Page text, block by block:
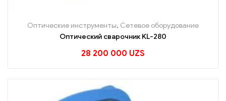
Оптические инструменты, Сетевое оборудование
Оптический сварочник KL-280
28 200 000 UZS